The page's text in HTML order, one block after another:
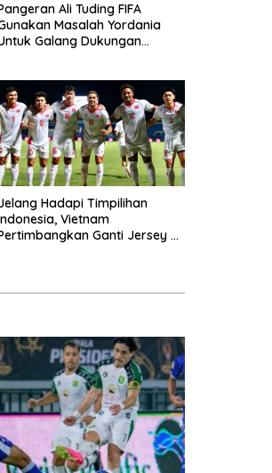
Ali Tuding FIFA
Masalah Yordania
Galang Dukungan
Hadapi Timpilihan
Vietnam
Ganti Jersey Di